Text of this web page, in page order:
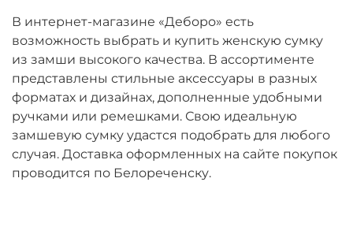
В интернет-магазине «Деборо» есть
возможность выбрать и купить женскую сумку
из замши высокого качества. В ассортименте
представлены стильные аксессуары в разных
форматах и дизайнах, дополненные удобными
ручками или ремешками. Свою идеальную
замшевую сумку удастся подобрать для любого
случая. Доставка оформленных на сайте покупок
проводится по Белореченску.